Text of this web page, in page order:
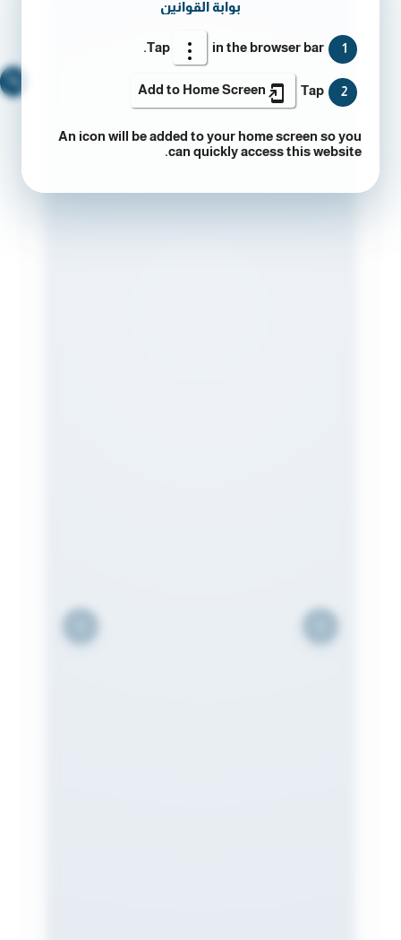
بوابة القوانين
1
Tap in the browser bar.
2
Tap
Add to Home Screen
An icon will be added to your home screen so you
can quickly access this website.